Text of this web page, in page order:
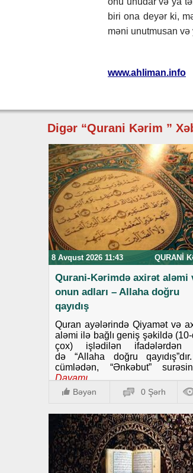
biri ona deyər ki,
məni unutmusan və
www.ahliman.info
Digər “Qurani Kərim ”
8 Avqust 2026 11:43 QURANI
Qurani-Kərimdə axirət aləmi
onun adları – Allaha doğru
qayıdış
Quran ayələrində Qiyamət və
aləmi ilə bağlı geniş şəkildə
çox) işlədilən ifadələrdən
də “Allaha doğru
cümlədən, “Ənkəbut”
Davamı..
Bəyən 0 Şərh